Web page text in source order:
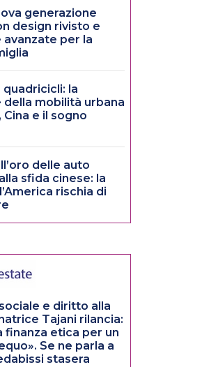
generazione
design rivisto e
per la
quadricicli: la
della mobilità urbana
Cina e il sogno
delle auto
sfida cinese: la
rischia di
e diritto alla
Tajani rilancia:
finanza etica per un
Se ne parla a
stasera